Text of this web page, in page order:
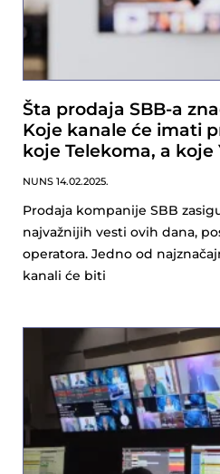
Šta prodaja SBB-a
Koje kanale će imati
koje Telekoma, a koje
NUNS 14.02.2025.
Prodaja kompanije SBB
najvažnijih vesti ovih dana,
operatora. Jedno od
kanali će biti